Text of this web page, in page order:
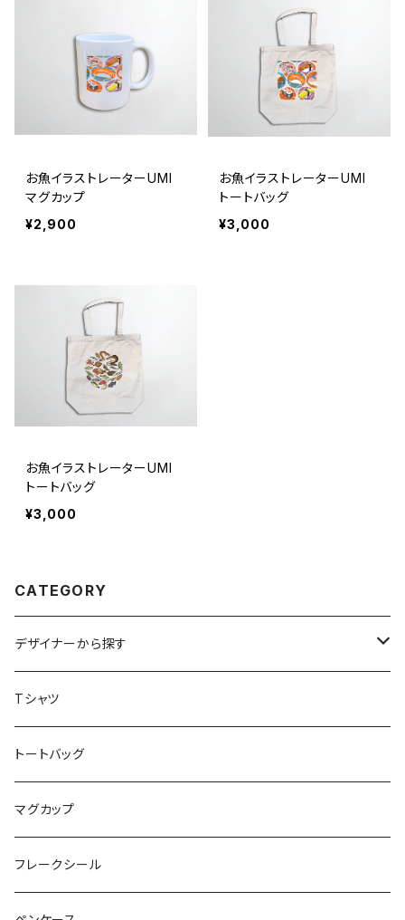
お魚イラストレーターUMI
マグカップ
¥2,900
お魚イラストレーターUMI
トートバッグ
¥3,000
お魚イラストレーターUMI
トートバッグ
¥3,000
CATEGORY
デザイナーから探す
アトリエリモンチェッロ
お魚イラストレーター UMI
お肉屋さんのおむすびさん
noza
Tシャツ
トートバッグ
マグカップ
フレークシール